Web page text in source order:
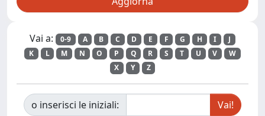
Vai a: 0-9 A B C D E F G H I
J
K
L M N O P Q R S T U V
W
X
Y Z
o inserisci le iniziali: